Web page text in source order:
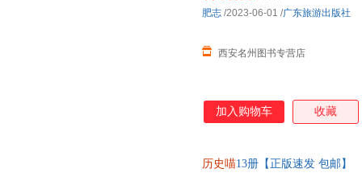
西安名州图书专营店
肥志 /2023-06-01 /广东旅游出版社
加入购物车 收藏
历史喵13册【正版速发 包邮】